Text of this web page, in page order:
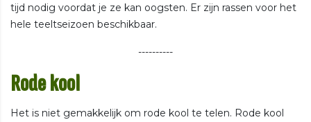
tijd nodig voordat je ze kan oogsten. Er zijn rassen voor het
hele teeltseizoen beschikbaar.
----------
Rode kool
Het is niet gemakkelijk om rode kool te telen. Rode kool